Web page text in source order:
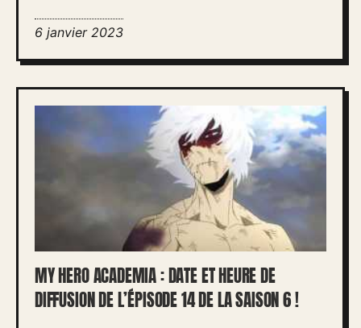
6 janvier 2023
MY HERO ACADEMIA : DATE ET HEURE DE
DIFFUSION DE L’ÉPISODE 14 DE LA SAISON 6 !